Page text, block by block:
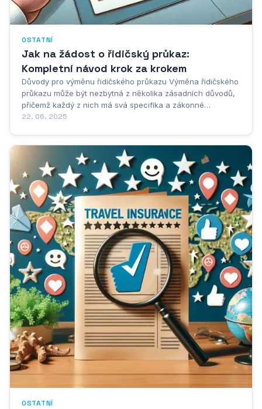
OSTATNÍ
Jak na žádost o řidičský průkaz:
Kompletní návod krok za krokem
Důvody pro výměnu řidičského průkazu Výměna řidičského
průkazu může být nezbytná z několika zásadních důvodů,
přičemž každý z nich má svá specifika a zákonné
požadavky. Nejčastějším důvodem je vypršení platnosti
22. 06. 2025
OSTATNÍ